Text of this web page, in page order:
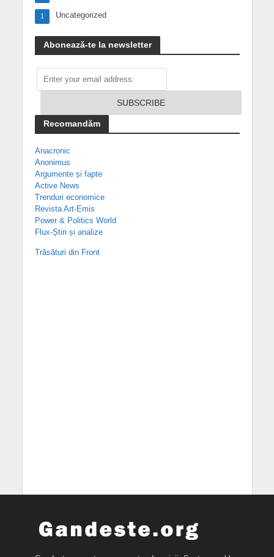
Uncategorized
1
Abonează-te la newsletter
Recomandăm
Anacronic
Anonimus
Argumente și fapte
Active News
Trenduri economice
Revista Art-Emis
Power & Politics World
Flux-Știri și analize
Trăsături din Front